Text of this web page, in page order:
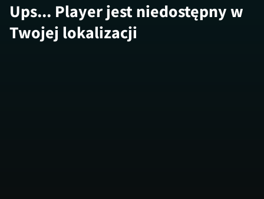
Ups... Player jest niedostępny w
Twojej lokalizacji